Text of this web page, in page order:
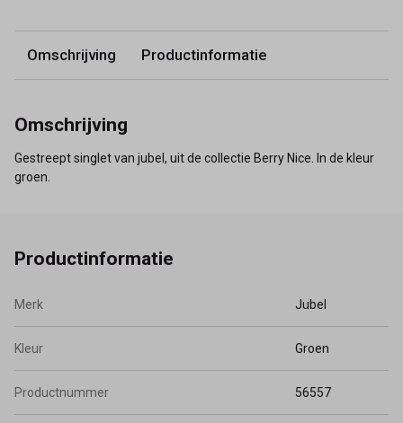
Omschrijving Productinformatie
Omschrijving
Gestreept singlet van jubel, uit de collectie Berry Nice. In de kleur
groen.
Productinformatie
Merk Jubel
Kleur Groen
Productnummer 56557